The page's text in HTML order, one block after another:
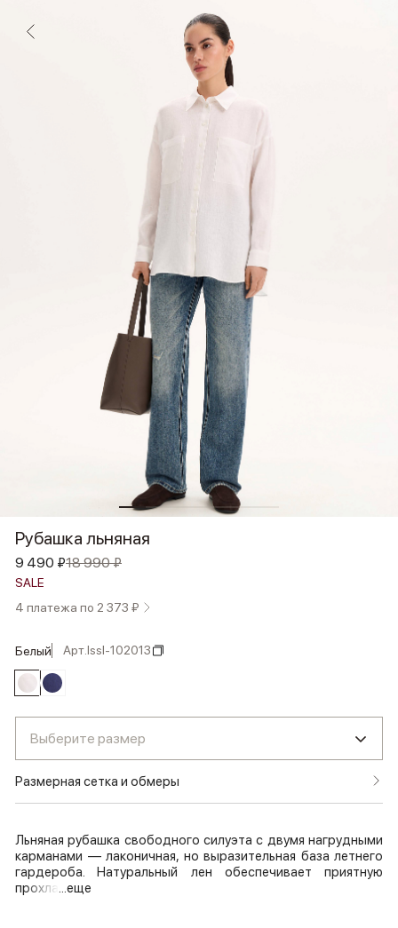
Рубашка льняная
9 490 ₽18 990 ₽
SALE
4 платежа по 2 373 ₽
белый Арт.lssl-102013
Выберите размер
Размерная сетка и обмеры
Льняная рубашка свободного силуэта с двумя нагрудными
карманами — лаконичная, но выразительная база летнего
гардероба. Натуральный лен обеспечивает приятную
прохла ...еще